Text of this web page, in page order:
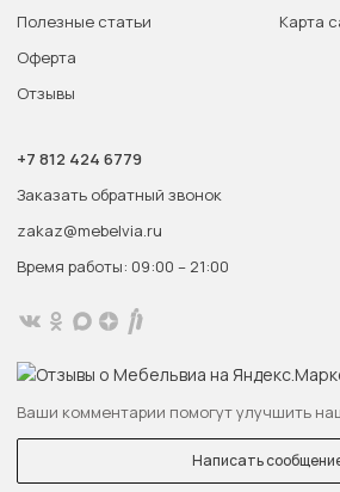
Полезные статьи
Оферта
Отзывы
Карта
+7 812 424 6779
Заказать обратный звонок
zakaz@mebelvia.ru
Время работы: 09:00 – 21:00
Ваши комментарии помогут улучшить
Написать